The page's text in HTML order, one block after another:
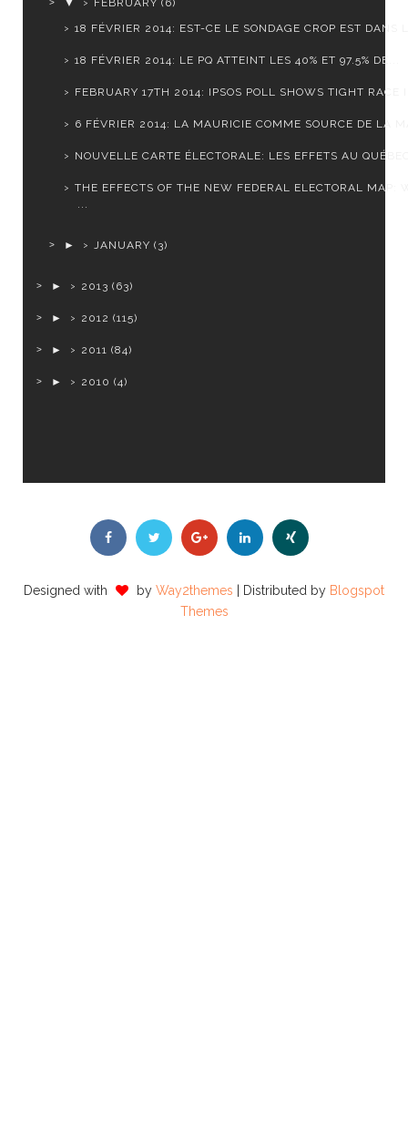
▼ FEBRUARY (6)
18 FÉVRIER 2014: EST-CE LE SONDAGE CROP EST DANS
18 FÉVRIER 2014: LE PQ ATTEINT LES 40% ET 97.5% DE...
FEBRUARY 17TH 2014: IPSOS POLL SHOWS TIGHT RACE
6 FÉVRIER 2014: LA MAURICIE COMME SOURCE DE LA
NOUVELLE CARTE ÉLECTORALE: LES EFFETS AU
THE EFFECTS OF THE NEW FEDERAL ELECTORAL MAP:
...
► JANUARY (3)
► 2013 (63)
► 2012 (115)
► 2011 (84)
► 2010 (4)
Designed with by Way2themes | Distributed by Blogspot
Themes